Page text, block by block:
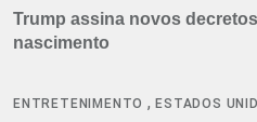
Trump assina novos
nascimento
ENTRETENIMENTO ,ESTADOS